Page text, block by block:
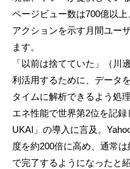
ページビュー数は700億以
アクションを示す月間ユー
ます。
「以前は捨てていた」（川
利活用するために、データ
タイムに解析できるよう処
エネ性能で世界第2位を記
UKAI」の導入に言及。
度を約200倍に高め、通常
で完了するようになったと